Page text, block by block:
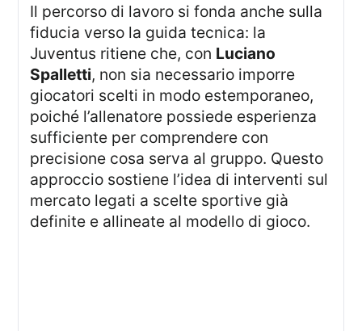
Il percorso di lavoro si fonda anche sulla
fiducia verso la guida tecnica: la
Juventus ritiene che, con Luciano
Spalletti, non sia necessario imporre
giocatori scelti in modo estemporaneo,
poiché l’allenatore possiede esperienza
sufficiente per comprendere con
precisione cosa serva al gruppo. Questo
approccio sostiene l’idea di interventi sul
mercato legati a scelte sportive già
definite e allineate al modello di gioco.